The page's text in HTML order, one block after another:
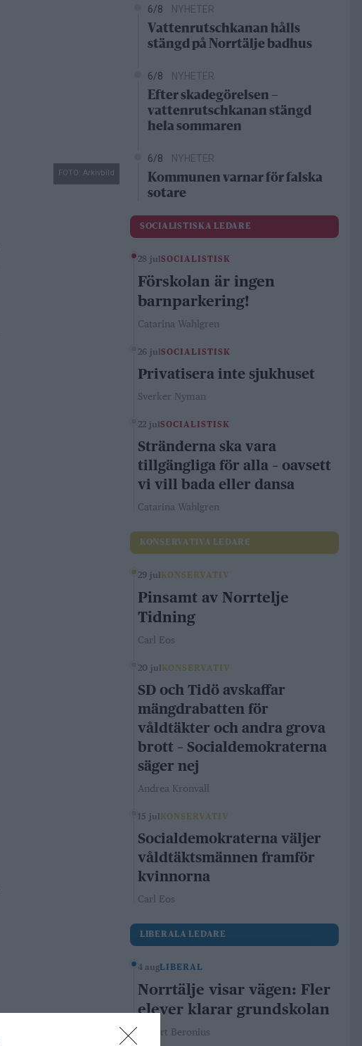
FOTO: Arkivbild
6/8 NYHETER
Vattenrutschkanan hålls
stängd på Norrtälje badhus
6/8 NYHETER
Efter skadegörelsen –
vattenrutschkanan stängd
hela sommaren
6/8 NYHETER
Kommunen varnar för falska
sotare
SOCIALISTISKA LEDARE
28 julSOCIALISTISK
Förskolan är ingen
barnparkering!
Catarina Wahlgren
26 julSOCIALISTISK
Privatisera inte sjukhuset
Sverker Nyman
22 julSOCIALISTISK
Stränderna ska vara
tillgängliga för alla – oavsett
vi vill bada eller dansa
Catarina Wahlgren
KONSERVATIVA LEDARE
29 jul KONSERVATIV
Pinsamt av Norrtelje
Tidning
Carl Eos
20 jul KONSERVATIV
SD och Tidö avskaffar
mängdrabatten för
våldtäkter och andra grova
brott – Socialdemokraterna
säger nej
Andrea Kronvall
15 jul KONSERVATIV
Socialdemokraterna väljer
våldtäktsmännen framför
kvinnorna
Carl Eos
LIBERALA LEDARE
4 augLIBERAL
Norrtälje visar vägen: Fler
elever klarar grundskolan
Robert Beronius